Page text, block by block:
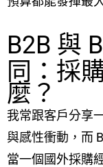
B2B 與
同：採
麼？
我常跟客戶分享
與感性衝動，而
當一個國外採購